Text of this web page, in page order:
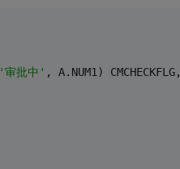
'审批中' , A.NUM1) CMCHECKFLG,